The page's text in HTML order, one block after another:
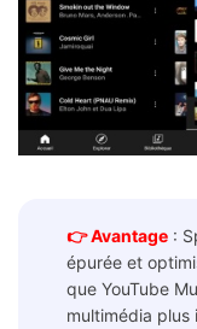
👉 Avantage :
épurée et
que YouTube
multimédia plus